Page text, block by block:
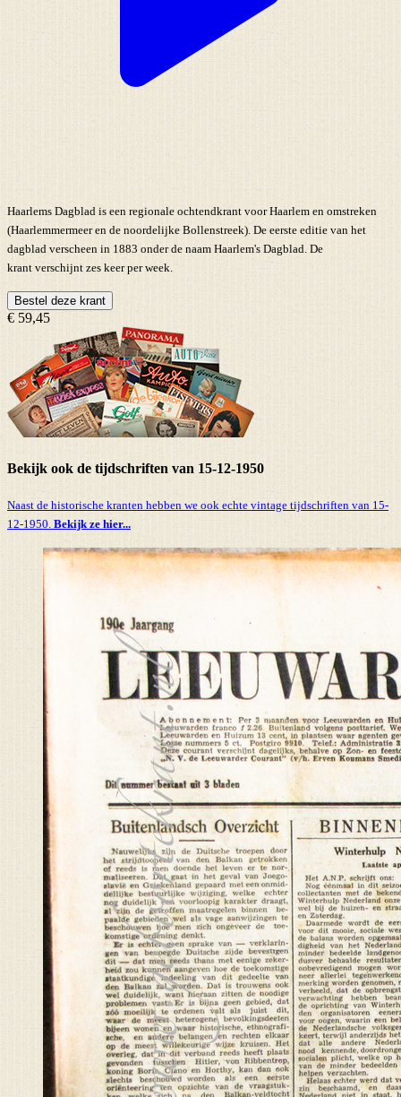
Haarlems Dagblad is een regionale ochtendkrant voor Haarlem en omstreken
(Haarlemmermeer en de noordelijke Bollenstreek). De eerste editie van het
dagblad verscheen in 1883 onder de naam Haarlem's Dagblad. De
krant verschijnt zes keer per week.
Bestel deze krant
€ 59,45
Bekijk ook de tijdschriften van 15-12-1950
Naast de historische kranten hebben we ook echte vintage tijdschriften van 15-
12-1950. Bekijk ze hier...